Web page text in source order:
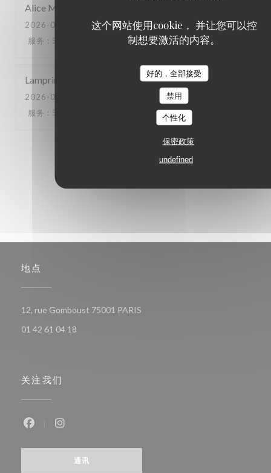
这个网站使用cookie， 并让您可以控
制想要激活的内容。
好的，全部接受
禁用
个性化
保密政策
undefined
Alice M
2026-07-18
- 12:30 - 来宾 6
服务 : 5 : 5 /5 质价比: 5/5
Lamprini
2026-07-16
服务 : 5 质价比: 3/5
地点
12, rue Gomboust 75001 PARIS
01 42 61 04 18
关注我们
通讯